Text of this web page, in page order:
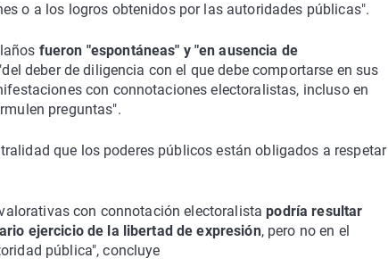
o a los logros obtenidos por las autoridades públicas".
fueron "espontáneas" y "en ausencia de
deber de diligencia con el que debe comportarse en sus
con connotaciones electoralistas, incluso en
preguntas".
que los poderes públicos están obligados a respetar
con connotación electoralista podría resultar
ejercicio de la libertad de expresión, pero no en el
pública", concluye